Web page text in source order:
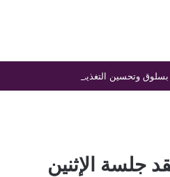
جلسة الإثنين